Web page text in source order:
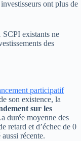
ont plus de
SCPI existants ne
des
participatif
son existence, la
sur les
durée moyenne des
retard et d’échec de 0
récente.